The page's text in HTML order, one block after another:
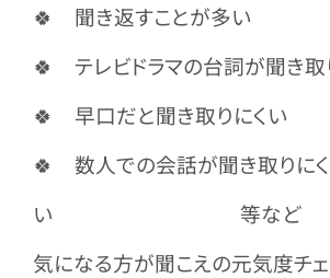
🍀 聞き返すことが多い
🍀 テレビドラマの台詞が聞き取
🍀 早口だと聞き取りにくい
🍀 数人での会話が聞き取りにく
い 等など
気になる方が聞こえの元気度チ